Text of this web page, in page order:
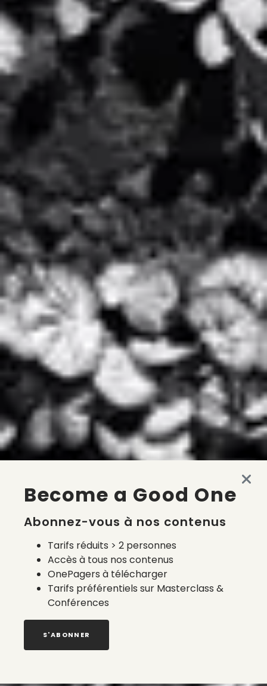
Become a Good One
Abonnez-vous à nos contenus
Tarifs réduits > 2 personnes
Accès à tous nos contenus
OnePagers à télécharger
Tarifs préférentiels sur Masterclass &
Conférences
S'ABONNER